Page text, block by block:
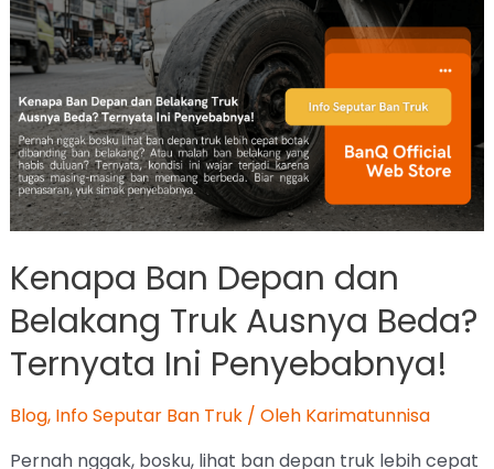
Kenapa Ban Depan dan
Belakang Truk Ausnya Beda?
Ternyata Ini Penyebabnya!
Blog, Info Seputar Ban Truk/ Oleh Karimatunnisa
Pernah nggak, bosku, lihat ban depan truk lebih cepat